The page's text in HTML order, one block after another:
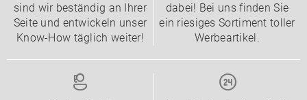
sind wir beständig an Ihrer
Seite und entwickeln unser
Know-How täglich weiter!
dabei! Bei uns finden Sie
ein riesiges Sortiment toller
Werbeartikel.